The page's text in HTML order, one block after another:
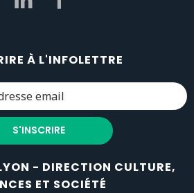
À L'INFOLETTRE
- DIRECTION CULTURE,
ET SOCIÉTÉ